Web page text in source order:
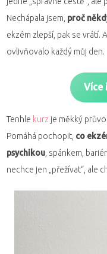
Nechápala jsem, proč
ekzém zlepší, pak se vrátí.
ovlivňovalo každý můj den.
Více
Tenhle kurz je měkký
Pomáhá pochopit, co
psychikou , spánkem,
nechce jen „přežívat“, ale